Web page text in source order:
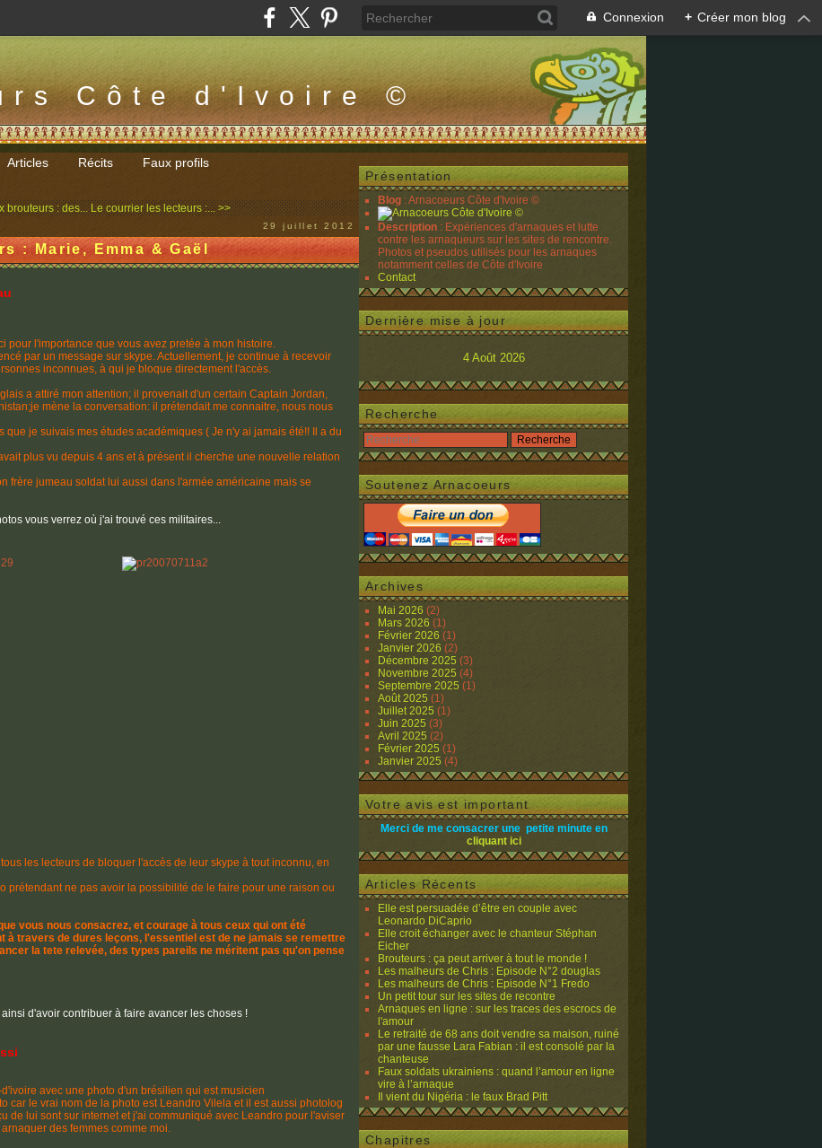
Connexion + Créer mon blog
Côte d'Ivoire ©
Articles Récits Faux profils
brouteurs : des... Le courrier les lecteurs :... >>
29 juillet 2012
: Marie, Emma & Gaël
pour l'importance que vous avez pretée à mon histoire.
par un message sur skype. Actuellement, je continue à recevoir
inconnues, à qui je bloque directement l'accès.
a attiré mon attention; il provenait d'un certain Captain Jordan,
mène la conversation: il prétendait me connaitre, nous nous
que je suivais mes études académiques ( Je n'y ai jamais été!! Il a du
plus vu depuis 4 ans et à présent il cherche une nouvelle relation
frère jumeau soldat lui aussi dans l'armée américaine mais se
vous verrez où j'ai trouvé ces militaires...
les lecteurs de bloquer l'accès de leur skype à tout inconnu, en
prétendant ne pas avoir la possibilité de le faire pour une raison ou
vous nous consacrez, et courage à tous ceux qui ont été
à travers de dures leçons, l'essentiel est de ne jamais se remettre
la tete relevée, des types pareils ne méritent pas qu'on pense
d'avoir contribuer à faire avancer les choses !
avec une photo d'un brésilien qui est musicien
car le vrai nom de la photo est Leandro Vilela et il est aussi photolog
de lui sont sur internet et j'ai communiqué avec Leandro pour l'aviser
des femmes comme moi.
Présentation
Blog : Arnacoeurs Côte d'Ivoire ©
Description : Expériences d'arnaques et lutte
contre les arnaqueurs sur les sites de rencontre.
Photos et pseudos utilisés pour les arnaques
notamment celles de Côte d'Ivoire
Contact
Dernière mise à jour
4 Août 2026
Recherche
Soutenez Arnacoeurs
Archives
Mai 2026 (2)
Mars 2026 (1)
Février 2026 (1)
Janvier 2026 (2)
Décembre 2025 (3)
Novembre 2025 (4)
Septembre 2025 (1)
Août 2025 (1)
Juillet 2025 (1)
Juin 2025 (3)
Avril 2025 (2)
Février 2025 (1)
Janvier 2025 (4)
Votre avis est important
Merci de me consacrer une petite minute en
cliquant ici
Articles Récents
Elle est persuadée d’être en couple avec
Leonardo DiCaprio
Elle croit échanger avec le chanteur Stéphan
Eicher
Brouteurs : ça peut arriver à tout le monde !
Les malheurs de Chris : Episode N°2 douglas
Les malheurs de Chris : Episode N°1 Fredo
Un petit tour sur les sites de recontre
Arnaques en ligne : sur les traces des escrocs de
l'amour
Le retraité de 68 ans doit vendre sa maison, ruiné
par une fausse Lara Fabian : il est consolé par la
chanteuse
Faux soldats ukrainiens : quand l’amour en ligne
vire à l’arnaque
Il vient du Nigéria : le faux Brad Pitt
Chapitres